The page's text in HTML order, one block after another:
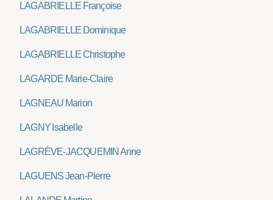
LAGABRIELLE Françoise
LAGABRIELLE Dominique
LAGABRIELLE Christophe
LAGARDE Marie-Claire
LAGNEAU Marion
LAGNY Isabelle
LAGRÈVE-JACQUEMIN Anne
LAGUENS Jean-Pierre